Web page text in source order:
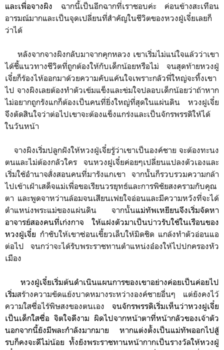
และเพื่อจางผิง ฉากนี้เป็นอีกฉากที่เราชอบค่ะ ค่อนข้างสะเทือน
อารมณ์มากและเป็นจุดเปลี่ยนที่สำคัญในชีวิตของหวงฝู่เจี๋ยเลยก็
ว่าได้
หลังจากจางผิงกลับมาจากคุกหลวง เขาเริ่มไม่แน่ใจแล้วว่าเขา
ได้ชี้แนวทางชีวิตที่ถูกต้องให้กับเด็กน้อยหรือไม่ จนสุดท้ายหวงฝู่
เจี๋ยก็ร้องไห้ออกมาด้วยความคับแค้นใจเพราะกลัวพี่ใหญ่จะทิ้งเขา
ไป จางผิงเลยต้องทำตัวเข้มแข็งและข่มใจปลอบเด็กน้อยว่าถ้าหาก
ไม่อยากถูกรังแกก็ต้องเป็นคนที่ยิ่งใหญ่ที่สุดในแผ่นดิน หวงฝูเจี๋ย
จึงตัดสินใจว่าต่อไปเขาจะต้องแข็งแกร่งและเป็นจักรพรรดิให้ได้
ในวันหน้า
จางผิงเริ่มปลูกฝังให้หวงฝู่เจี๋ยรู้ว่าเขาเป็นองค์ชาย จะต้องทะนง
ตนและไม่ต้องกลัวใคร จนหวงฝูเจี๋ยค่อยๆเปลี่ยนแปลงตัวเองและ
เริ่มใช้อำนาจสั่งสอนคนที่มารังแกเขา จากนั้นก็รวบรวมความกล้า
ไปเข้าเฝ้าเสด็จแม่เพื่อขอเรียนวรยุทธ์และการพิชัยสงครามกับคุณ
ตา และพูดจาหว่านล้อมจนเสียนเฟยใจอ่อนและมีความหวังที่จะได้
ตำแหน่งพระแม่ของแผ่นดิน จากนั้นแม่ทัพเหยียนจึงเริ่มจัดหา
อาจารย์สองคนที่เก่งกาจ ให้แฝงตัวมาเป็นบ่าวรับใช้ในเรือนของ
หวงฝู่เจี๋ย กำชับให้เขาซ่อนเขี้ยวเล็บให้มิดชิด แกล้งทำตัวอ่อนแอ
ต่อไป จนกว่าจะได้รับพระราชทานตำแหน่งอ๋องให้ไปปกครองหัว
เมือง
หวงฝู่เจี๋ยเริ่มต้นดำเนินแผนการของเขาอย่างค่อยเป็นค่อยไป
เริ่มสร้างความขัดแย้งบาดหมางระหว่างองค์ชายอื่นๆ แต่ยังคงไว้
ความใสซื่อไร้พิษสงของตนเอง จนจักรพรรดิเริ่มเห็นว่าหวงฝูเจี๋ย
เป็นเด็กใสซื่อ จิตใจดีงาม ผิดไปจากหน้าตาที่หน้ากลัวของเจ้าตัว
นอกจากนี้ยังมีพละกำลังมากมาย หากแต่งตั้งเป็นแม่ทัพออกไปสู้
รบก็คงจะดีไม่น้อย ทั้งยังพระราชทานหน้ากากเป็นรางวัลให้หวงฝู่